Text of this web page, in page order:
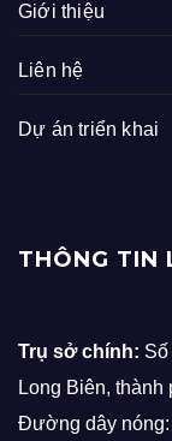
Giới thiệu
Liên hệ
Dự án triển khai
THÔNG TIN
Trụ sở chính:
Long Biên, thành
Đường dây nóng: